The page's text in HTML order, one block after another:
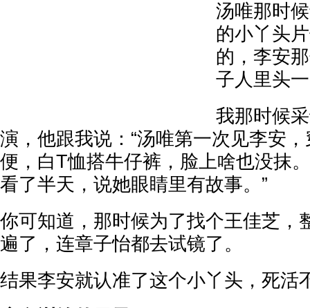
汤唯那时
的小丫头
的，李安
子人里头
我那时候
演，他跟我说：“汤唯第一次见李安
便，白T恤搭牛仔裤，脸上啥也没抹
看了半天，说她眼睛里有故事。”
你可知道，那时候为了找个王佳芝，
遍了，连章子怡都去试镜了。
结果李安就认准了这个小丫头，死活